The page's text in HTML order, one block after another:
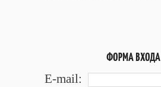
ФОРМА ВХОДА
E-mail: